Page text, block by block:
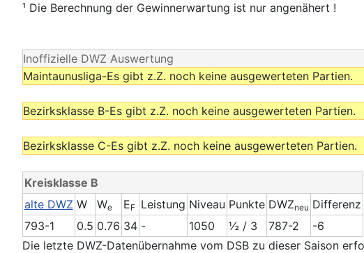
¹ Die Berechnung der Gewinnerwartung ist nur angenähert !
Inoffizielle DWZ Auswertung
Maintaunusliga-Es gibt z.Z. noch keine ausgewerteten Partien.
Bezirksklasse B-Es gibt z.Z. noch keine ausgewerteten Partien.
Bezirksklasse C-Es gibt z.Z. noch keine ausgewerteten Partien.
Kreisklasse B
alte DWZ W We EF Leistung Niveau Punkte DWZneu Differenz
793-1
0.5 0.76 34 - 1050 ½ / 3 787-2
-6
Die letzte DWZ-Datenübernahme vom DSB zu dieser Saison